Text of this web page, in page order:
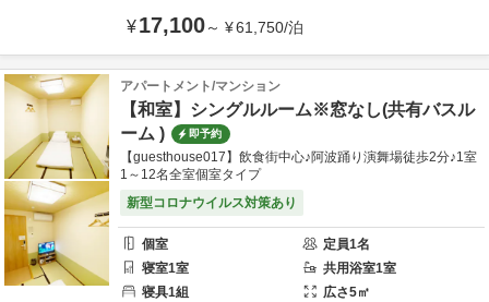
¥17,100～ ¥61,750/泊
アパートメント/マンション
【和室】シングルルーム※窓なし(共有バスル
ーム )
即予約
【guesthouse017】飲食街中心♪阿波踊り演舞場徒歩2分♪1室
1～12名全室個室タイプ
新型コロナウイルス対策あり
個室 定員1名
寝室1室 共用浴室1室
寝具1組 広さ5㎡